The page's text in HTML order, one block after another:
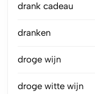
drank cadeau
dranken
droge wijn
droge witte wijn